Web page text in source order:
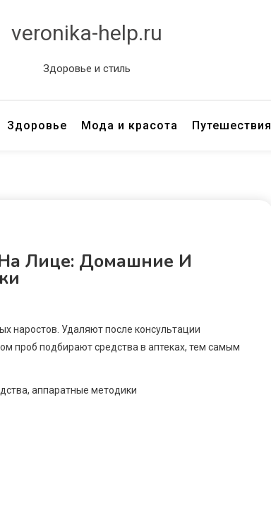
veronika-help.ru
Здоровье и стиль
Здоровье Мода и красота Путешествия
Лице: Домашние И
наростов. Удаляют после консультации
проб подбирают средства в аптеках, тем самым